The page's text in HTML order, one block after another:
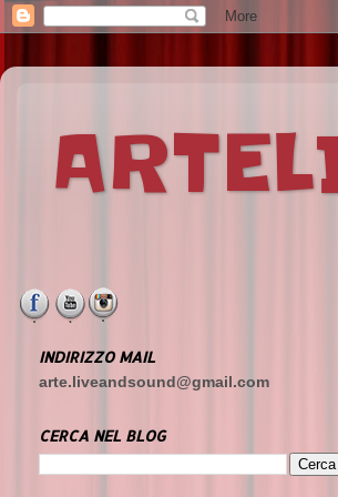
INDIRIZZO MAIL
arte.liveandsound@gmail.com
CERCA NEL BLOG